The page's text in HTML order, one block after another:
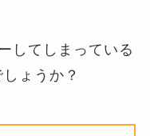
してしまっている
ょうか？